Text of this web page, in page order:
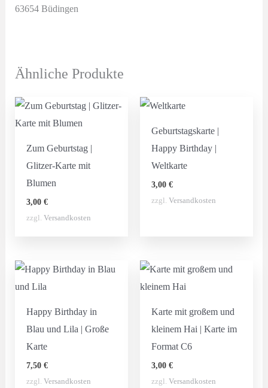
63654 Büdingen
Ähnliche Produkte
Zum Geburtstag |
Glitzer-Karte mit
Blumen
3,00 €
zzgl. Versandkosten
Geburtstagskarte |
Happy Birthday |
Weltkarte
3,00€
zzgl.Versandkosten
Happy Birthday in
Blau und Lila | Große
Karte
7,50 €
zzgl. Versandkosten
Karte mit großem und
kleinem Hai | Karte im
Format C6
3,00€
zzgl.Versandkosten